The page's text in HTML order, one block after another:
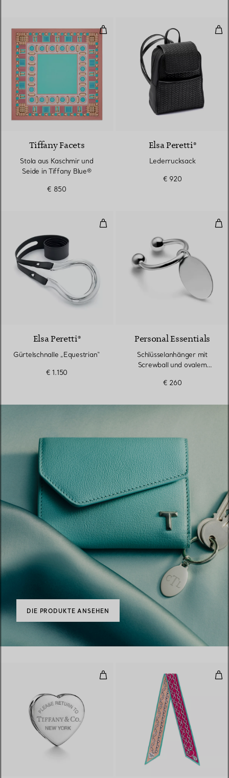
Stola aus Kaschmir und Seide in
3 Farben
Tiffany Facets
Stola aus Kaschmir und
Seide in Tiffany Blue®
€ 850
Elsa Peretti®
Lederrucksack
€ 920
Gürtelschnalle „Equestrian“
Elsa Peretti®
Gürtelschnalle „Equestrian“
€ 1.150
Personal Essentials
Schlüsselanhänger mit
Screwball und ovalem
€ 260
DIE PRODUKTE ANSEHEN
Schalring aus
3 Farben